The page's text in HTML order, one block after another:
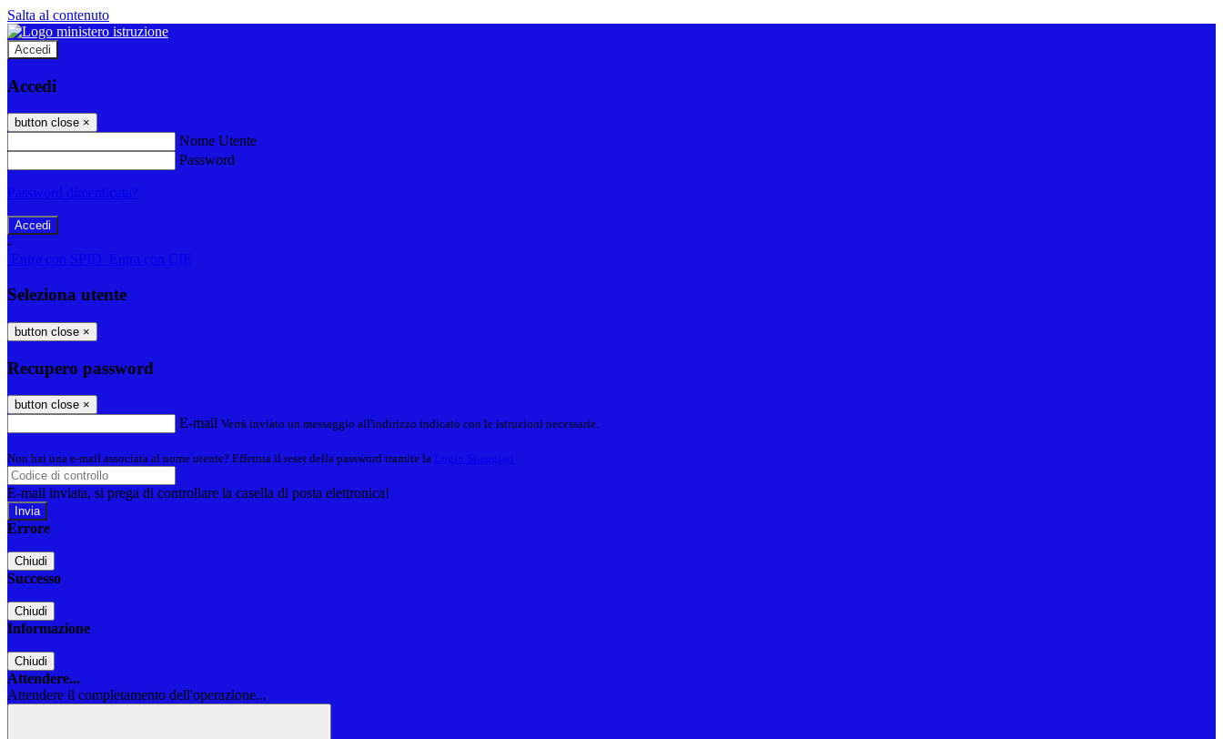
Salta al contenuto
Accedi
Accedi
button close ×
Nome Utente
Password
-
Seleziona utente
button close ×
Recupero password
button close ×
E-mail Verrà inviato un messaggio all'indirizzo indicato con le istruzioni necessarie.
Non hai una e-mail associata al nome utente? Effettua il reset della password tramite la
E-mail inviata, si prega di controllare la casella di posta elettronica!
Errore
Chiudi
Successo
Chiudi
Informazione
Chiudi
Attendere...
Attendere il completamento dell'operazione...